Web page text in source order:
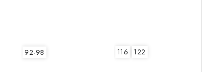
92-98 116 122